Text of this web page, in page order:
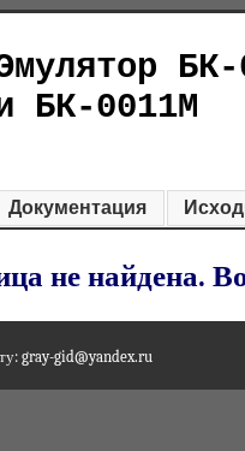
БК-0011М
Документация
не найдена.
gray-gid@yandex.ru